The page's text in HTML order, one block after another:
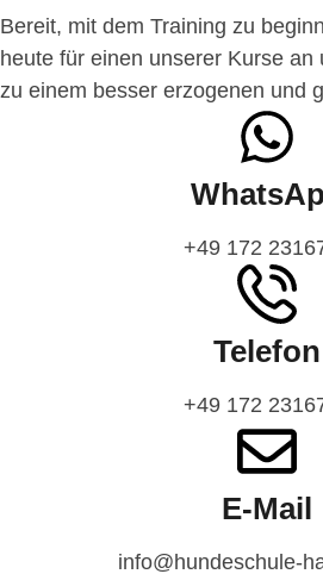
Bereit, mit dem Training zu
heute für einen unserer Kurse an
zu einem besser erzogenen und
‭+49 172
Telefon
‭+49 172
E-Mail
info@hundeschule-